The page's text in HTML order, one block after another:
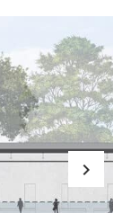
keyboard_arrow_right